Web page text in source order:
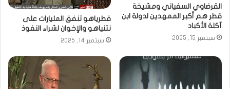
القرضاوي السفياني ومشيخة
قطر هم أكبر الممهدين لدولة ابن
آكلة الأكباد
سبتمبر 15, 2025
قطرياهو تنفق المليارات على
نتنياهو والإخوان لشراء النفوذ
سبتمبر 14, 2025